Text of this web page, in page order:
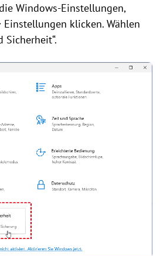
Windows-Einstellungen,
klicken. Wählen
Sicherheit“.